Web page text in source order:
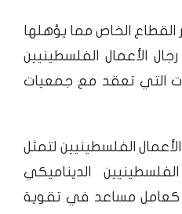
القطاع الخاص مما يؤهلها
الأعمال الفلسطينيين
التي تعقد مع جمعيات
الفلسطينيين لتمثل
الديناميكي
كعامل مساعد في تقوية